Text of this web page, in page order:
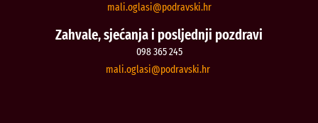
rh.iksvardop
@isalgo.ilam
Zahvale, sjećanja i posljednji pozdravi
098 365 245
rh.iksvardop
@isalgo.ilam